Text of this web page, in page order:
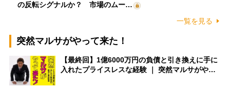
の反転シグナルか？ 市場のムー…
一覧を見る
突然マルサがやって来た！
【最終回】1億6000万円の負債と引き換えに手に
入れたプライスレスな経験 ｜ 突然マルサがや…